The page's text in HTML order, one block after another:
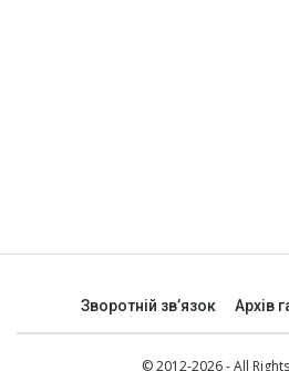
Зворотній зв’язок Архів
© 2012-2026 - All